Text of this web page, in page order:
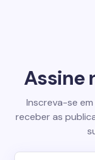
Assine
Inscreva-se
receber as